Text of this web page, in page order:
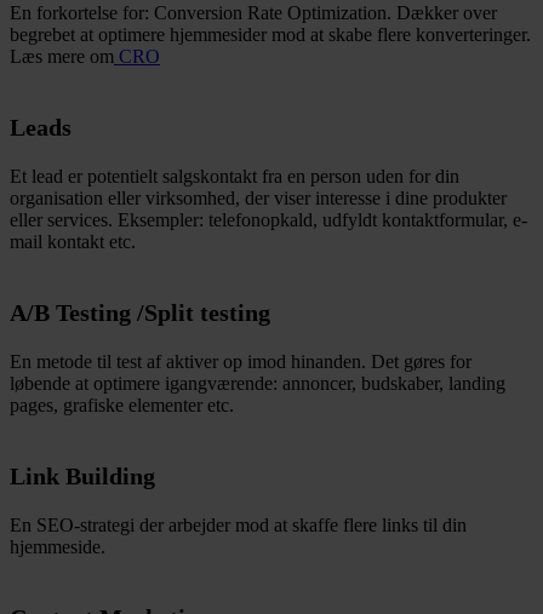
En forkortelse for: Conversion Rate Optimization. Dækker over
begrebet at optimere hjemmesider mod at skabe flere konverteringer.
Læs mere om CRO
Leads
Et lead er potentielt salgskontakt fra en person uden for din
organisation eller virksomhed, der viser interesse i dine produkter
eller services. Eksempler: telefonopkald, udfyldt kontaktformular, e-
mail kontakt etc.
A/B Testing /Split testing
En metode til test af aktiver op imod hinanden. Det gøres for
løbende at optimere igangværende: annoncer, budskaber, landing
pages, grafiske elementer etc.
Link Building
En SEO-strategi der arbejder mod at skaffe flere links til din
hjemmeside.